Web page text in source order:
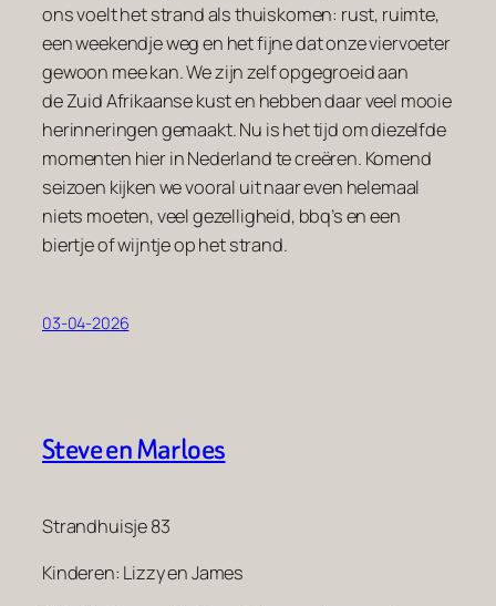
ons voelt het strand als thuiskomen: rust, ruimte,
een weekendje weg en het fijne dat onze viervoeter
gewoon mee kan. We zijn zelf opgegroeid aan
de Zuid Afrikaanse kust en hebben daar veel mooie
herinneringen gemaakt. Nu is het tijd om diezelfde
momenten hier in Nederland te creëren. Komend
seizoen kijken we vooral uit naar even helemaal
niets moeten, veel gezelligheid, bbq’s en een
biertje of wijntje op het strand.
03-04-2026
Steve en Marloes
Strandhuisje 83
Kinderen: Lizzy en James